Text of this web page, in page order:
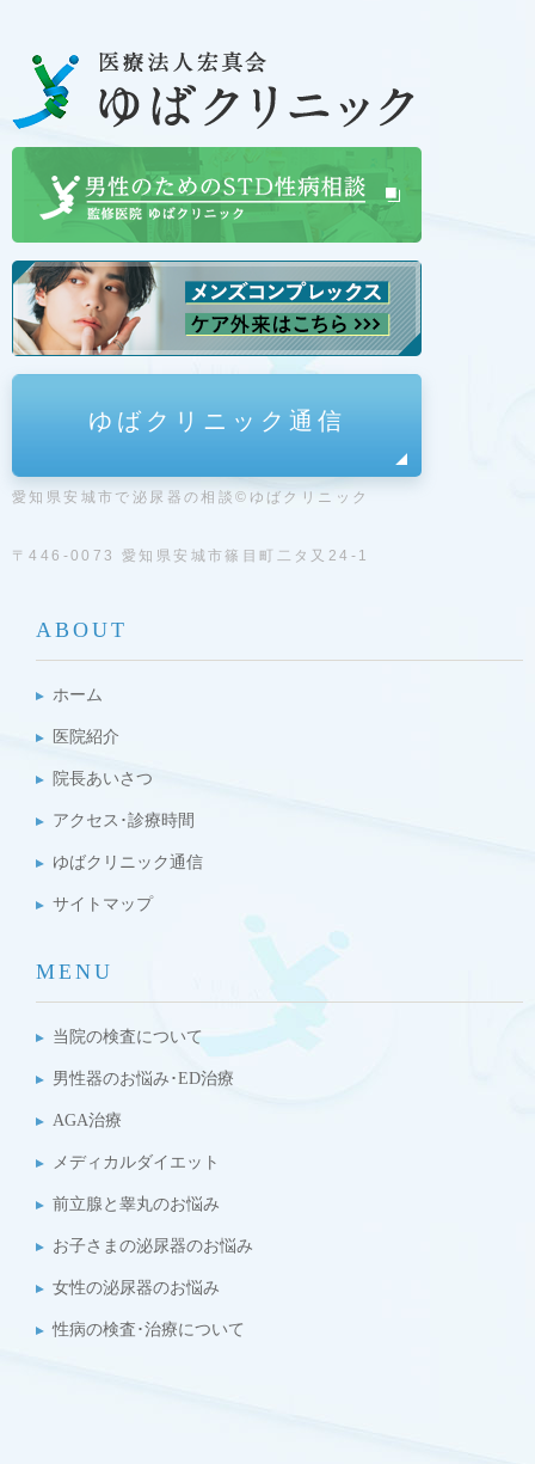
ゆばクリニック通信
愛知県安城市で泌尿器の相談©ゆばクリニック
〒446-0073 愛知県安城市篠目町二タ又24-1
ABOUT
ホーム
医院紹介
院長あいさつ
アクセス･診療時間
ゆばクリニック通信
サイトマップ
MENU
当院の検査について
男性器のお悩み･ED治療
AGA治療
メディカルダイエット
前立腺と睾丸のお悩み
お子さまの泌尿器のお悩み
女性の泌尿器のお悩み
性病の検査･治療について